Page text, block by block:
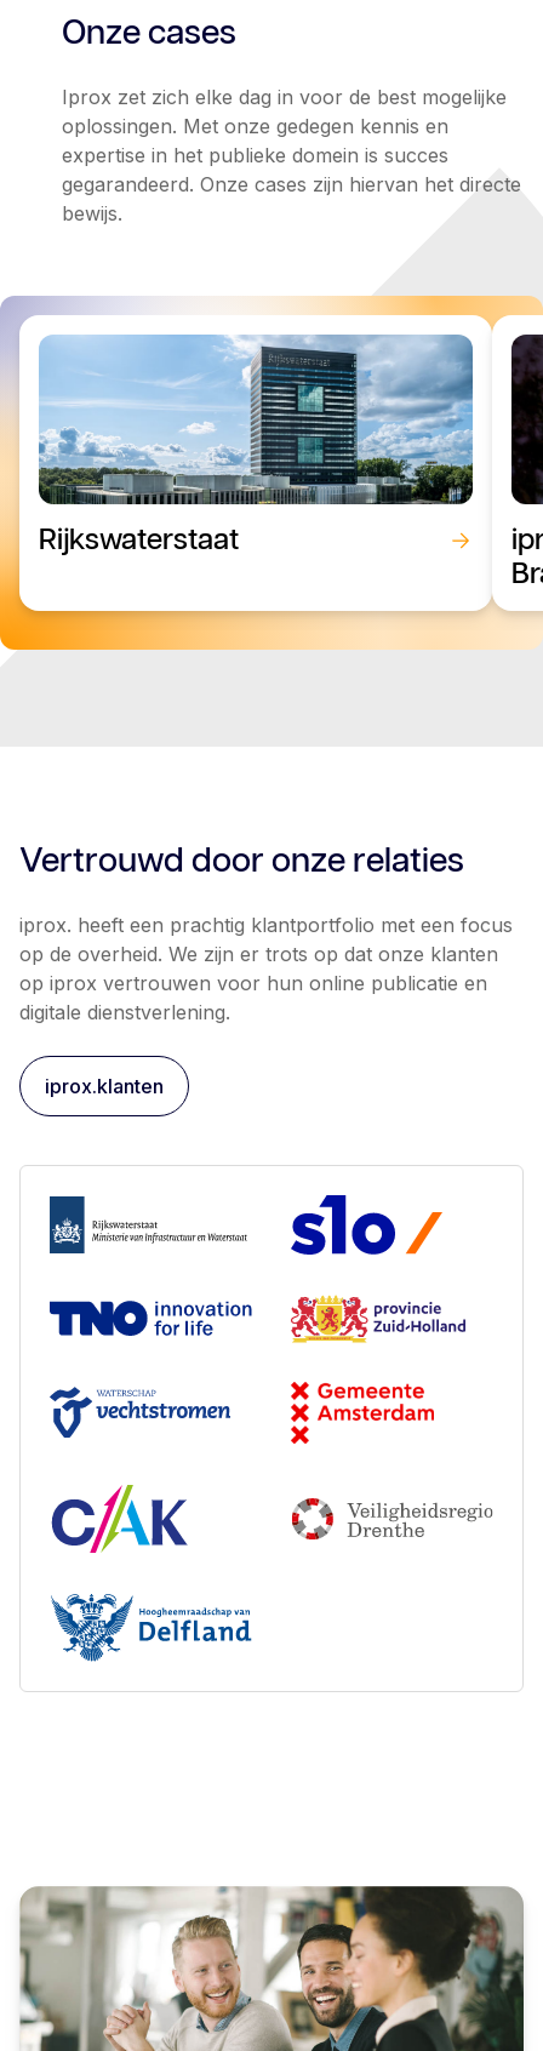
Onze cases
Iprox zet zich elke dag in voor de best mogelijke
oplossingen. Met onze gedegen kennis en
expertise in het publieke domein is succes
gegarandeerd. Onze cases zijn hiervan het directe
bewijs.
Rijkswaterstaat
Vertrouwd door onze relaties
iprox. heeft een prachtig klantportfolio met een focus
op de overheid. We zijn er trots op dat onze klanten
op iprox vertrouwen voor hun online publicatie en
digitale dienstverlening.
iprox.klanten